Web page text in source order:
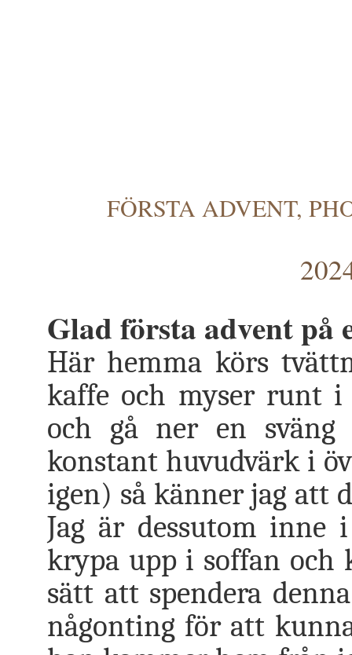
FÖRSTA ADVENT,
Glad första advent på
Här hemma körs
kaffe och myser runt i
och gå ner en
konstant huvudvärk i
igen) så känner jag att
Jag är dessutom inne
krypa upp i soffan och
sätt att spendera
någonting för att